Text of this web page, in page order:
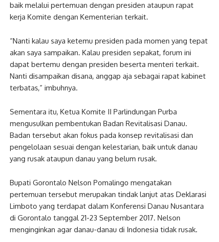
baik melalui pertemuan dengan presiden ataupun rapat
kerja Komite dengan Kementerian terkait.
“Nanti kalau saya ketemu presiden pada momen yang tepat
akan saya sampaikan. Kalau presiden sepakat, forum ini
dapat bertemu dengan presiden beserta menteri terkait.
Nanti disampaikan disana, anggap aja sebagai rapat kabinet
terbatas,” imbuhnya.
Sementara itu, Ketua Komite II Parlindungan Purba
mengusulkan pembentukan Badan Revitalisasi Danau.
Badan tersebut akan fokus pada konsep revitalisasi dan
pengelolaan sesuai dengan kelestarian, baik untuk danau
yang rusak ataupun danau yang belum rusak.
Bupati Gorontalo Nelson Pomalingo mengatakan
pertemuan tersebut merupakan tindak lanjut atas Deklarasi
Limboto yang terdapat dalam Konferensi Danau Nusantara
di Gorontalo tanggal 21-23 September 2017. Nelson
menginginkan agar danau-danau di Indonesia tidak rusak.